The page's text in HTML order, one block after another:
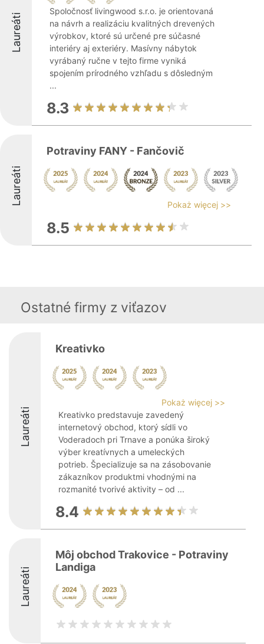
Laureáti
Spoločnosť livingwood s.r.o. je orientovaná
na návrh a realizáciu kvalitných drevených
výrobkov, ktoré sú určené pre súčasné
interiéry aj exteriéry. Masívny nábytok
vyrábaný ručne v tejto firme vyniká
spojením prírodného vzhľadu s dôsledným
...
8.3
Laureáti
Potraviny FANY - Fančovič
Pokaż więcej >>
8.5
Ostatné firmy z viťazov
Laureáti
Kreativko
Pokaż więcej >>
Kreativko predstavuje zavedený
internetový obchod, ktorý sídli vo
Voderadoch pri Trnave a ponúka široký
výber kreatívnych a umeleckých
potrieb. Špecializuje sa na zásobovanie
zákazníkov produktmi vhodnými na
rozmanité tvorivé aktivity – od ...
8.4
Laureáti
Môj obchod Trakovice - Potraviny
Landiga